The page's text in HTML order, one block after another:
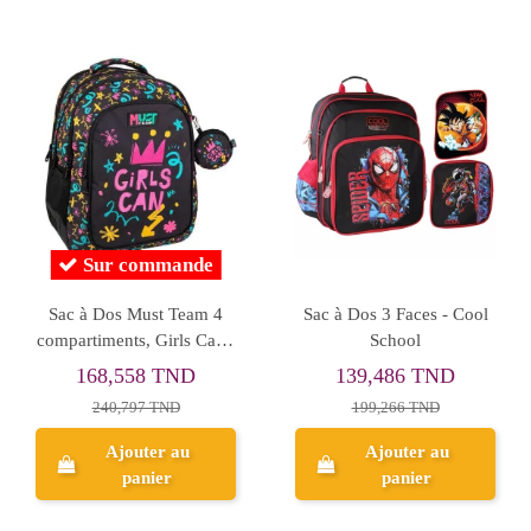
Enjoy It
Rupture de stock
Sac à Dos CITY Bleu
Marine - Réf.CB90117
80,111 TND
Sac à Dos 1
Lemonade
175,505